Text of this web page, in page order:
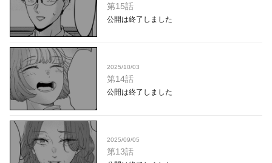
第15話
公開は終了しました
2025/10/03
第14話
公開は終了しました
2025/09/05
第13話